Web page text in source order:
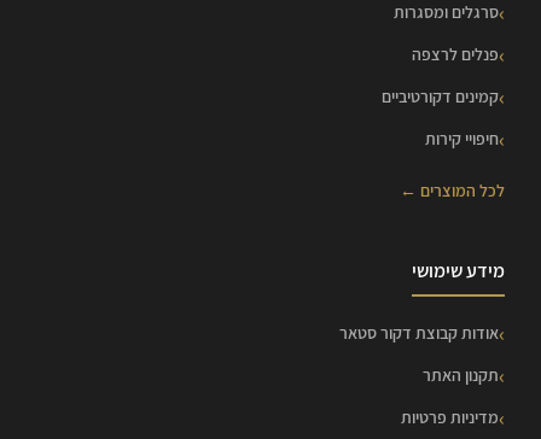
סרגלים ומסגרות
פנלים לרצפה
קמינים דקורטיביים
חיפויי קירות
לכל המוצרים ←
מידע שימושי
אודות קבוצת דקור סטאר
תקנון האתר
מדיניות פרטיות